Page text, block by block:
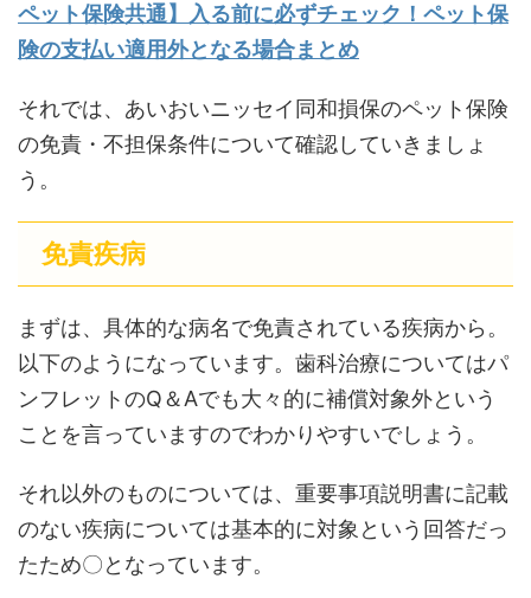
ペット保険共通】入る前に必ずチェック！ペット保
険の支払い適用外となる場合まとめ
それでは、あいおいニッセイ同和損保のペット保険
の免責・不担保条件について確認していきましょ
う。
免責疾病
まずは、具体的な病名で免責されている疾病から。
以下のようになっています。歯科治療についてはパ
ンフレットのQ＆Aでも大々的に補償対象外という
ことを言っていますのでわかりやすいでしょう。
それ以外のものについては、重要事項説明書に記載
のない疾病については基本的に対象という回答だっ
たため〇となっています。